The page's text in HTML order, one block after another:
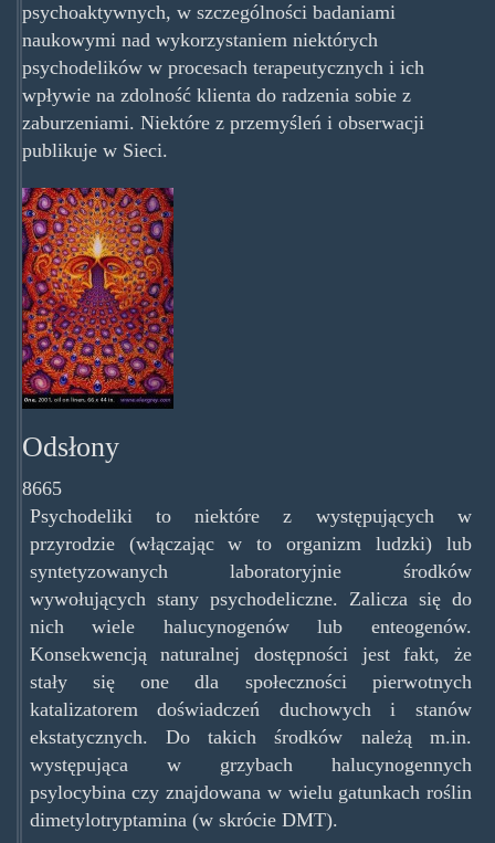
psychoaktywnych, w szczególności badaniami
naukowymi nad wykorzystaniem niektórych
psychodelików w procesach terapeutycznych i ich
wpływie na zdolność klienta do radzenia sobie z
zaburzeniami. Niektóre z przemyśleń i obserwacji
publikuje w Sieci.
Alex-
Grey-
One-
137x200.jpg
Odsłony
8665
Psychodeliki to niektóre z występujących w
przyrodzie (włączając w to organizm ludzki) lub
syntetyzowanych laboratoryjnie środków
wywołujących stany psychodeliczne. Zalicza się do
nich wiele halucynogenów lub enteogenów.
Konsekwencją naturalnej dostępności jest fakt, że
stały się one dla społeczności pierwotnych
katalizatorem doświadczeń duchowych i stanów
ekstatycznych. Do takich środków należą m.in.
występująca w grzybach halucynogennych
psylocybina czy znajdowana w wielu gatunkach roślin
dimetylotryptamina (w skrócie DMT).